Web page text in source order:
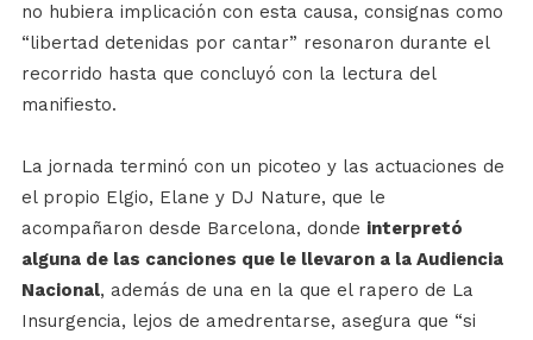
no hubiera implicación con esta causa, consignas como
“libertad detenidas por cantar” resonaron durante el
recorrido hasta que concluyó con la lectura del
manifiesto.
La jornada terminó con un picoteo y las actuaciones de
el propio Elgio, Elane y DJ Nature, que le
acompañaron desde Barcelona, donde interpretó
alguna de las canciones que le llevaron a la Audiencia
Nacional, además de una en la que el rapero de La
Insurgencia, lejos de amedrentarse, asegura que “si